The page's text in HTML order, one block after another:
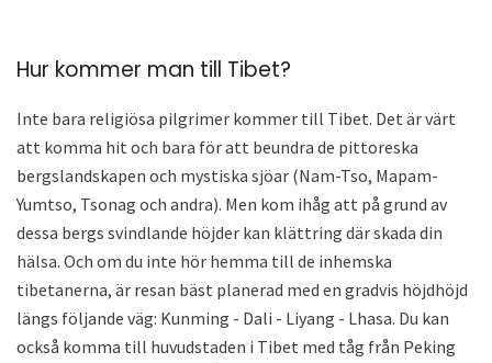
Hur kommer man till Tibet?
Inte bara religiösa pilgrimer kommer till Tibet. Det är värt
att komma hit och bara för att beundra de pittoreska
bergslandskapen och mystiska sjöar (Nam-Tso, Mapam-
Yumtso, Tsonag och andra). Men kom ihåg att på grund av
dessa bergs svindlande höjder kan klättring där skada din
hälsa. Och om du inte hör hemma till de inhemska
tibetanerna, är resan bäst planerad med en gradvis höjdhöjd
längs följande väg: Kunming - Dali - Liyang - Lhasa. Du kan
också komma till huvudstaden i Tibet med tåg från Peking